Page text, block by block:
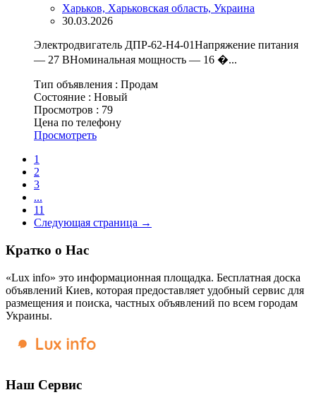
Харьков, Харьковская область, Украина
30.03.2026
Электродвигатель ДПР-62-Н4-01Напряжение питания
— 27 ВНоминальная мощность — 16 �...
Тип объявления : Продам
Состояние : Новый
Просмотров : 79
Цена по телефону
Просмотреть
1
2
3
...
11
Следующая страница →
Кратко о Нас
«Lux info» это информационная площадка. Бесплатная доска
объявлений Киев, которая предоставляет удобный сервис для
размещения и поиска, частных объявлений по всем городам
Украины.
Наш Сервис